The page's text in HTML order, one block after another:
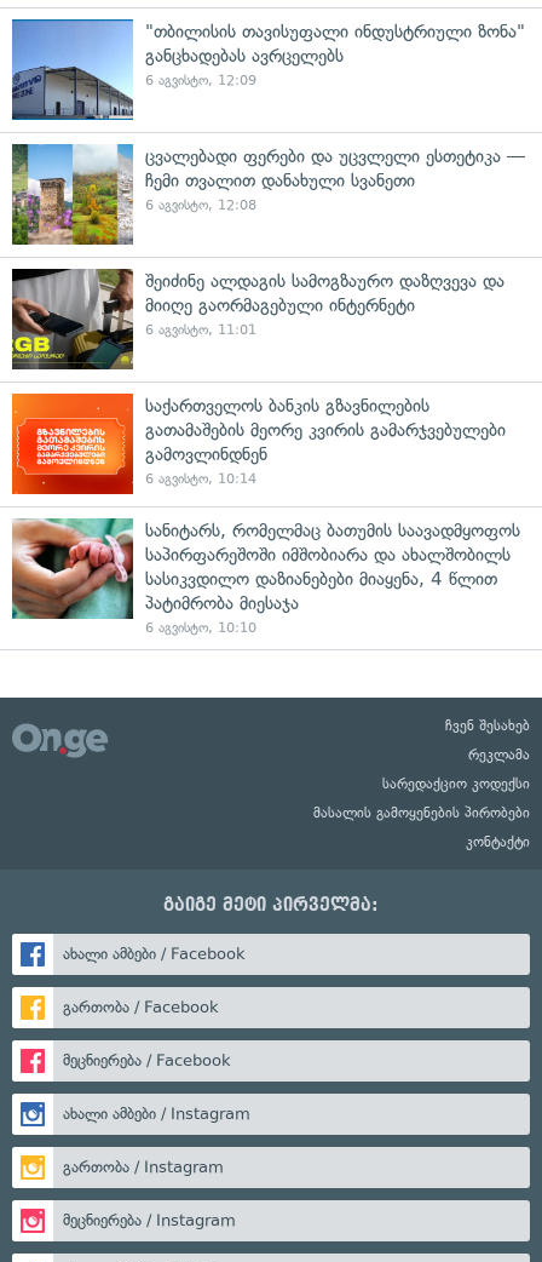
"თბილისის თავისუფალი ინდუსტრიული ზონა"
განცხადებას ავრცელებს
6 აგვისტო, 12:09
ცვალებადი ფერები და უცვლელი ესთეტიკა —
ჩემი თვალით დანახული სვანეთი
6 აგვისტო, 12:08
შეიძინე ალდაგის სამოგზაურო დაზღვევა და
მიიღე გაორმაგებული ინტერნეტი
6 აგვისტო, 11:01
საქართველოს ბანკის გზავნილების
გათამაშების მეორე კვირის გამარჯვებულები
გამოვლინდნენ
6 აგვისტო, 10:14
სანიტარს, რომელმაც ბათუმის საავადმყოფოს
საპირფარეშოში იმშობიარა და ახალშობილს
სასიკვდილო დაზიანებები მიაყენა, 4 წლით
პატიმრობა მიესაჯა
6 აგვისტო, 10:10
ჩვენ შესახებ
რეკლამა
სარედაქციო კოდექსი
მასალის გამოყენების პირობები
კონტაქტი
გაიგე მეტი პირველმა:
ახალი ამბები / Facebook
გართობა / Facebook
მეცნიერება / Facebook
ახალი ამბები / Instagram
გართობა / Instagram
მეცნიერება / Instagram